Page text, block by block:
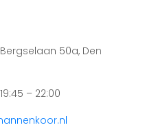
50a, Den
– 22:00